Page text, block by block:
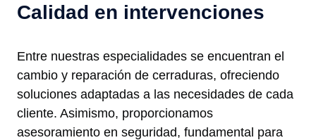
Calidad en intervenciones
Entre nuestras especialidades se encuentran el
cambio y reparación de cerraduras, ofreciendo
soluciones adaptadas a las necesidades de cada
cliente. Asimismo, proporcionamos
asesoramiento en seguridad, fundamental para